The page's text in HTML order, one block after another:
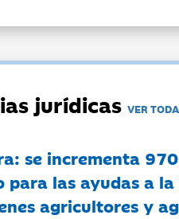
jurídicasVER
se incrementa
para las ayudas a
agricultores y